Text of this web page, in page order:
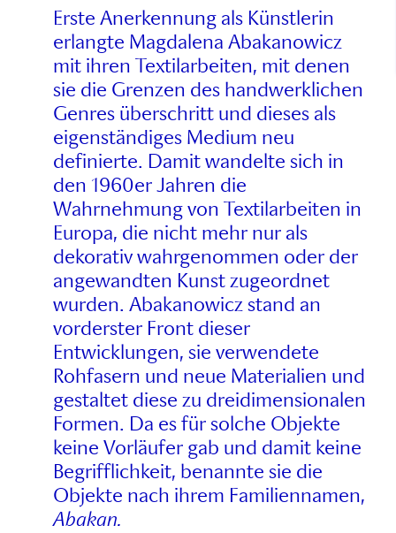
Erste Anerkennung als Künstlerin
erlangte Magdalena Abakanowicz
mit ihren Textilarbeiten, mit denen
sie die Grenzen des handwerklichen
Genres überschritt und dieses als
eigenständiges Medium neu
definierte. Damit wandelte sich in
den 1960er Jahren die
Wahrnehmung von Textilarbeiten in
Europa, die nicht mehr nur als
dekorativ wahrgenommen oder der
angewandten Kunst zugeordnet
wurden. Abakanowicz stand an
vorderster Front dieser
Entwicklungen, sie verwendete
Rohfasern und neue Materialien und
gestaltet diese zu dreidimensionalen
Formen. Da es für solche Objekte
keine Vorläufer gab und damit keine
Begrifflichkeit, benannte sie die
Objekte nach ihrem Familiennamen,
Abakan.